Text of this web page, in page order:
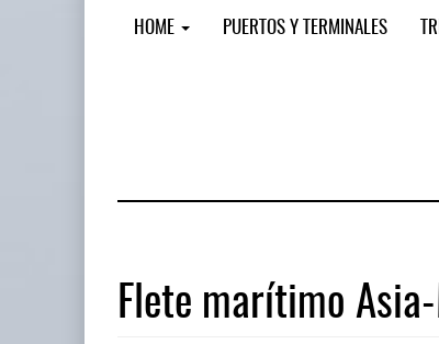
HOME PUERTOS Y TERMINALES
Flete marítimo